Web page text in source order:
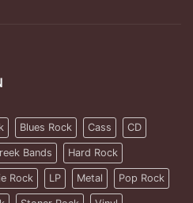
Blues Rock Cass CD
Bands Hard Rock
Rock LP Metal Pop Rock